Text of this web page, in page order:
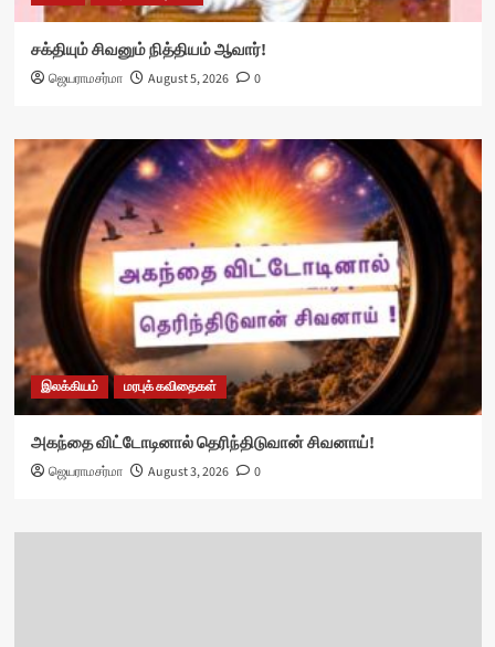
சக்தியும் சிவனும் நித்தியம் ஆவார்!
ஜெயராமசர்மா August 5, 2026 0
இலக்கியம் மரபுக் கவிதைகள்
அகந்தை விட்டோடினால் தெரிந்திடுவான் சிவனாய்!
ஜெயராமசர்மா August 3, 2026 0